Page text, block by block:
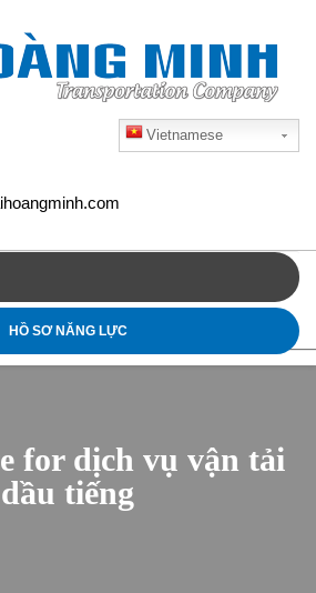
Vietnamese
HỒ SƠ NĂNG LỰC
for dịch vụ vận tải
dầu tiếng